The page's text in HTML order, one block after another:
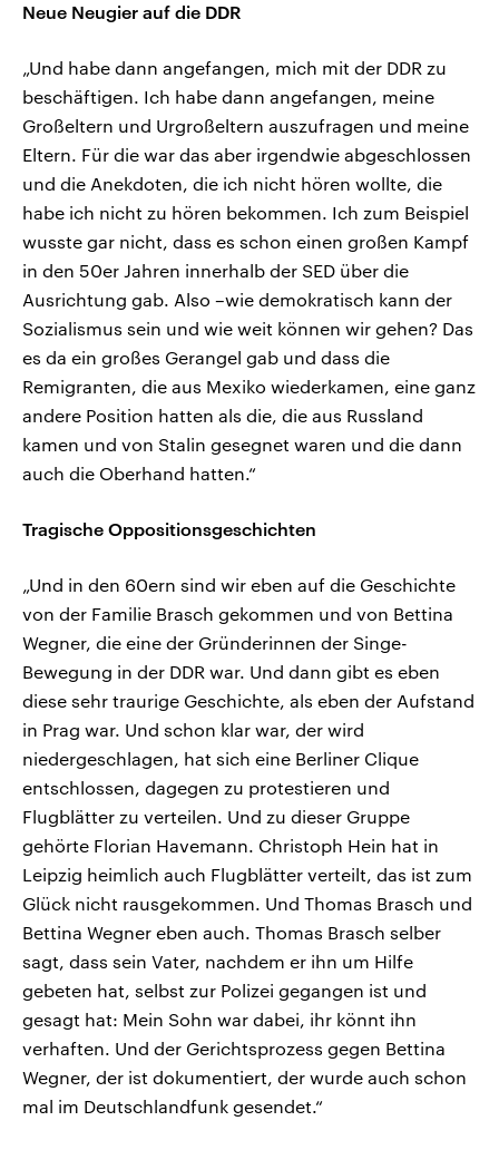
Neue Neugier auf die DDR
„Und habe dann angefangen, mich mit der DDR zu
beschäftigen. Ich habe dann angefangen, meine
Großeltern und Urgroßeltern auszufragen und meine
Eltern. Für die war das aber irgendwie abgeschlossen
und die Anekdoten, die ich nicht hören wollte, die
habe ich nicht zu hören bekommen. Ich zum Beispiel
wusste gar nicht, dass es schon einen großen Kampf
in den 50er Jahren innerhalb der SED über die
Ausrichtung gab. Also –wie demokratisch kann der
Sozialismus sein und wie weit können wir gehen? Das
es da ein großes Gerangel gab und dass die
Remigranten, die aus Mexiko wiederkamen, eine ganz
andere Position hatten als die, die aus Russland
kamen und von Stalin gesegnet waren und die dann
auch die Oberhand hatten.“
Tragische Oppositionsgeschichten
„Und in den 60ern sind wir eben auf die Geschichte
von der Familie Brasch gekommen und von Bettina
Wegner, die eine der Gründerinnen der Singe-
Bewegung in der DDR war. Und dann gibt es eben
diese sehr traurige Geschichte, als eben der Aufstand
in Prag war. Und schon klar war, der wird
niedergeschlagen, hat sich eine Berliner Clique
entschlossen, dagegen zu protestieren und
Flugblätter zu verteilen. Und zu dieser Gruppe
gehörte Florian Havemann. Christoph Hein hat in
Leipzig heimlich auch Flugblätter verteilt, das ist zum
Glück nicht rausgekommen. Und Thomas Brasch und
Bettina Wegner eben auch. Thomas Brasch selber
sagt, dass sein Vater, nachdem er ihn um Hilfe
gebeten hat, selbst zur Polizei gegangen ist und
gesagt hat: Mein Sohn war dabei, ihr könnt ihn
verhaften. Und der Gerichtsprozess gegen Bettina
Wegner, der ist dokumentiert, der wurde auch schon
mal im Deutschlandfunk gesendet.“